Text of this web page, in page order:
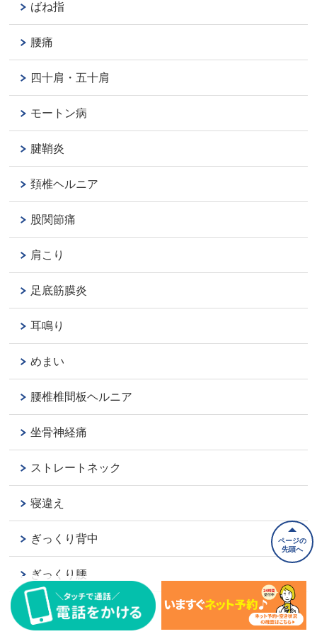
ばね指
腰痛
四十肩・五十肩
モートン病
腱鞘炎
頚椎ヘルニア
股関節痛
肩こり
足底筋膜炎
耳鳴り
めまい
腰椎椎間板ヘルニア
坐骨神経痛
ストレートネック
寝違え
ぎっくり背中
ぎっくり腰
頭痛
ページの
先頭へ